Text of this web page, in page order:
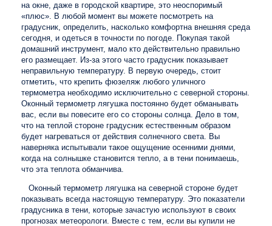
на окне, даже в городской квартире, это неоспоримый
«плюс». В любой момент вы можете посмотреть на
градусник, определить, насколько комфортна внешняя среда
сегодня, и одеться в точности по погоде. Покупая такой
домашний инструмент, мало кто действительно правильно
его размещает. Из-за этого часто градусник показывает
неправильную температуру. В первую очередь, стоит
отметить, что крепить фюзеляж любого уличного
термометра необходимо исключительно с северной стороны.
Оконный термометр лягушка постоянно будет обманывать
вас, если вы повесите его со стороны солнца. Дело в том,
что на теплой стороне градусник естественным образом
будет нагреваться от действия солнечного света. Вы
наверняка испытывали такое ощущение осенними днями,
когда на солнышке становится тепло, а в тени понимаешь,
что эта теплота обманчива.
Оконный термометр лягушка на северной стороне будет
показывать всегда настоящую температуру. Это показатели
градусника в тени, которые зачастую используют в своих
прогнозах метеорологи. Вместе с тем, если вы купили не